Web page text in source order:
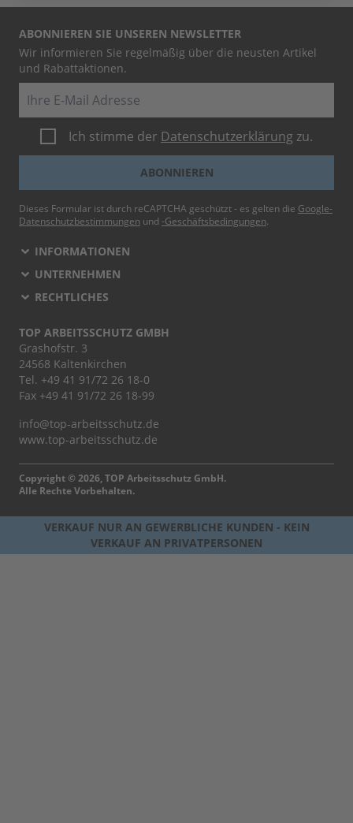
ABONNIEREN SIE UNSEREN NEWSLETTER
Wir informieren Sie regelmäßig über die neusten Artikel
und Rabattaktionen.
Ich stimme der Datenschutzerklärung zu.
ABONNIEREN
Dieses Formular ist durch reCAPTCHA geschützt - es gelten die Google-
Datenschutzbestimmungen und -Geschäftsbedingungen.
INFORMATIONEN
UNTERNEHMEN
RECHTLICHES
TOP ARBEITSSCHUTZ GMBH
Grashofstr. 3
24568 Kaltenkirchen
Tel. +49 41 91/72 26 18-0
Fax +49 41 91/72 26 18-99
info@top-arbeitsschutz.de
www.top-arbeitsschutz.de
Copyright © 2026, TOP Arbeitsschutz GmbH.
Alle Rechte Vorbehalten.
VERKAUF NUR AN GEWERBLICHE KUNDEN - KEIN
VERKAUF AN PRIVATPERSONEN